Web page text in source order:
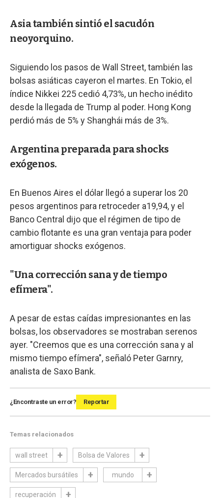
Asia también sintió el sacudón
neoyorquino.
Siguiendo los pasos de Wall Street, también las
bolsas asiáticas cayeron el martes. En Tokio, el
índice Nikkei 225 cedió 4,73%, un hecho inédito
desde la llegada de Trump al poder. Hong Kong
perdió más de 5% y Shanghái más de 3%.
Argentina preparada para shocks
exógenos.
En Buenos Aires el dólar llegó a superar los 20
pesos argentinos para retroceder a19,94, y el
Banco Central dijo que el régimen de tipo de
cambio flotante es una gran ventaja para poder
amortiguar shocks exógenos.
"Una corrección sana y de tiempo
efímera".
A pesar de estas caídas impresionantes en las
bolsas, los observadores se mostraban serenos
ayer. "Creemos que es una corrección sana y al
mismo tiempo efímera", señaló Peter Garnry,
analista de Saxo Bank.
¿Encontraste un error? Reportar
Temas relacionados
wall street Bolsa de Valores
Mercados bursátiles mundo
recuperación